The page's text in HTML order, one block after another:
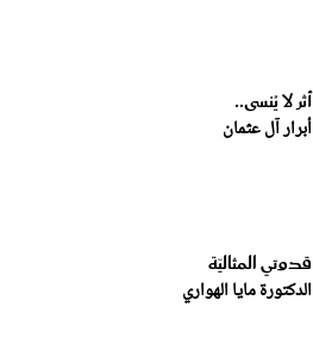
أثر لا يُنسى..
أبرار آل عثمان
قدوتي المثاليّة
الدكتورة مايا الهواري